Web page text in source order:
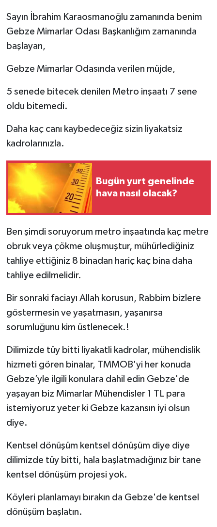
Sayın İbrahim Karaosmanoğlu zamanında benim
Gebze Mimarlar Odası Başkanlığım zamanında
başlayan,
Gebze Mimarlar Odasında verilen müjde,
5 senede bitecek denilen Metro inşaatı 7 sene
oldu bitemedi.
Daha kaç canı kaybedeceğiz sizin liyakatsiz
kadrolarınızla.
Bugün yurt genelinde
hava nasıl olacak?
Ben şimdi soruyorum metro inşaatında kaç metre
obruk veya çökme oluşmuştur, mühürlediğiniz
tahliye ettiğiniz 8 binadan hariç kaç bina daha
tahliye edilmelidir.
Bir sonraki faciayı Allah korusun, Rabbim bizlere
göstermesin ve yaşatmasın, yaşanırsa
sorumluğunu kim üstlenecek.!
Dilimizde tüy bitti liyakatli kadrolar, mühendislik
hizmeti gören binalar, TMMOB'yi her konuda
Gebze’yle ilgili konulara dahil edin Gebze'de
yaşayan biz Mimarlar Mühendisler 1 TL para
istemiyoruz yeter ki Gebze kazansın iyi olsun
diye.
Kentsel dönüşüm kentsel dönüşüm diye diye
dilimizde tüy bitti, hala başlatmadığınız bir tane
kentsel dönüşüm projesi yok.
Köyleri planlamayı bırakın da Gebze'de kentsel
dönüşüm başlatın.